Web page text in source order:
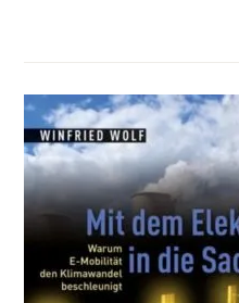
HISTORISCHE
WENDE